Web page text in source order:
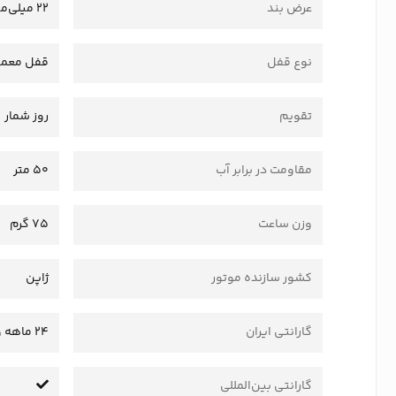
عرض بند 22 میلی‌متر
نوع قفل قفل
تقویم روز شمار
مقاومت در برابر آب 50 متر
وزن ساعت 75 گرم
کشور سازنده موتور ژاپن
گارانتی ایران 24 ماهه وستا سرویس
گارانتی بین‌المللی